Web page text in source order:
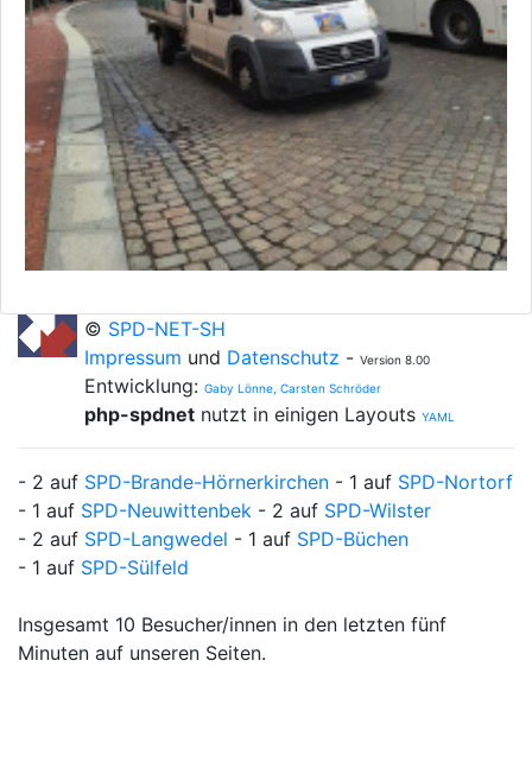
© SPD-NET-SH
Impressum und Datenschutz - Version 8.00
Entwicklung: Gaby Lönne, Carsten Schröder
php-spdnet nutzt in einigen Layouts YAML
- 2 auf SPD-Brande-Hörnerkirchen - 1 auf SPD-Nortorf
- 1 auf SPD-Neuwittenbek - 2 auf SPD-Wilster
- 2 auf SPD-Langwedel - 1 auf SPD-Büchen
- 1 auf SPD-Sülfeld
Insgesamt 10 Besucher/innen in den letzten fünf
Minuten auf unseren Seiten.